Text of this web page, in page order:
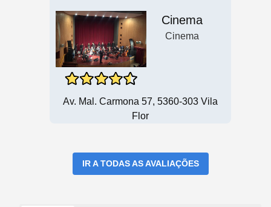
Cinema
Cinema
Av. Mal. Carmona 57, 5360-303 Vila
Flor
IR A TODAS AS AVALIAÇÕES